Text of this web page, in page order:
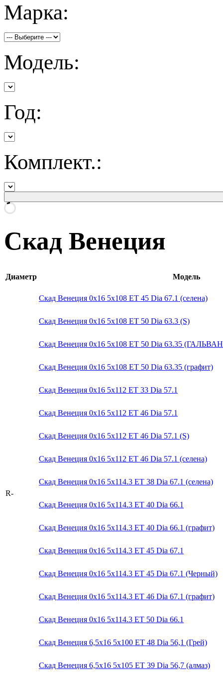
Марка:
Модель:
Год:
Комплект.:
Скад Венеция
Диаметр Модель
R-
Скад Венеция 0x16 5x108 ET 45 Dia 67.1 (селена)
Скад Венеция 0x16 5x108 ET 50 Dia 63.3 (S)
Скад Венеция 0x16 5x108 ET 50 Dia 63.35
Скад Венеция 0x16 5x108 ET 50 Dia 63.35 (графит)
Скад Венеция 0x16 5x112 ET 33 Dia 57.1
Скад Венеция 0x16 5x112 ET 46 Dia 57.1
Скад Венеция 0x16 5x112 ET 46 Dia 57.1 (S)
Скад Венеция 0x16 5x112 ET 46 Dia 57.1 (селена)
Скад Венеция 0x16 5x114.3 ET 38 Dia 67.1 (селена)
Скад Венеция 0x16 5x114.3 ET 40 Dia 66.1
Скад Венеция 0x16 5x114.3 ET 40 Dia 66.1 (графит)
Скад Венеция 0x16 5x114.3 ET 45 Dia 67.1
Скад Венеция 0x16 5x114.3 ET 45 Dia 67.1 (Черный)
Скад Венеция 0x16 5x114.3 ET 46 Dia 67.1 (графит)
Скад Венеция 0x16 5x114.3 ET 50 Dia 66.1
Скад Венеция 6,5x16 5x100 ET 48 Dia 56,1 (Грей)
Скад Венеция 6,5x16 5x105 ET 39 Dia 56,7 (алмаз)